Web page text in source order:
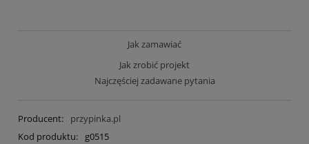
Jak zamawiać
Jak zrobić projekt
Najczęściej zadawane pytania
Producent:
przypinka.pl
Kod produktu:
g0515